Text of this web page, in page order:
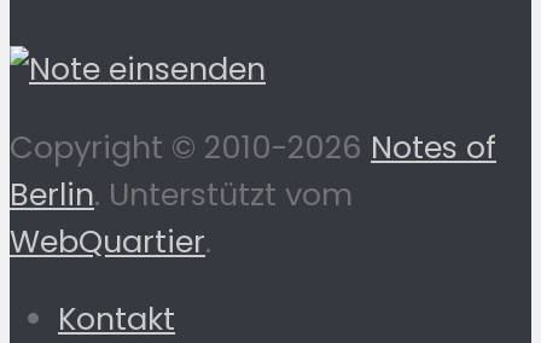
Copyright © 2010-2026 Notes of
Berlin. Unterstützt vom
WebQuartier.
Kontakt